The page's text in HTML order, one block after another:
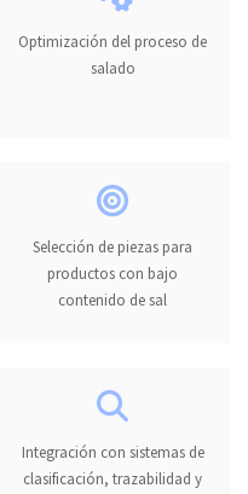
Optimización del proceso de
salado
Selección de piezas para
productos con bajo
contenido de sal
Integración con sistemas de
clasificación, trazabilidad y